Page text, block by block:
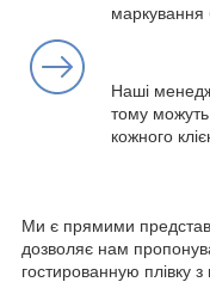
маркування
Наші
тому
кожного
Ми є прямими
дозволяє нам
гостированную плівку